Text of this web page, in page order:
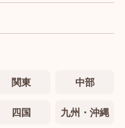
関東 中部
四国 九州・沖縄